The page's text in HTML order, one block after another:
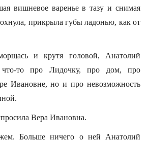
вишневое варенье в тазу и снимая
прикрыла губы ладонью, как от
и крутя головой, Анатолий
то про Лидочку, про дом, про
Ивановне, но и про невозможность
Вера Ивановна.
Больше ничего о ней Анатолий